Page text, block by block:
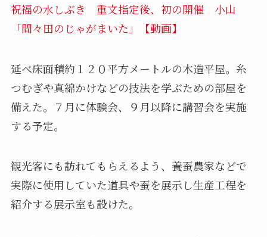
祝福の水しぶき 重文指定後、初の開催 小山
「間々田のじゃがまいた」【動画】
延べ床面積約１２０平方メートルの木造平屋。糸
つむぎや真綿かけなどの技法を学ぶための部屋を
備えた。７月に体験会、９月以降に講習会を実施
する予定。
観光客にも訪れてもらえるよう、養蚕農家などで
実際に使用していた道具や蚕を展示し生産工程を
紹介する展示室も設けた。